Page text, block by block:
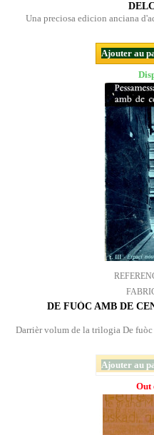
Una preciosa edicion anciana
Ajouter au
DE FUÒC AMB DE
Darrièr volum de la trilogia De fuòc
Ajouter au
Out